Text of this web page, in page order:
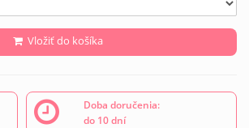
Vložiť do košíka
Doba doručenia:
do 10 dní